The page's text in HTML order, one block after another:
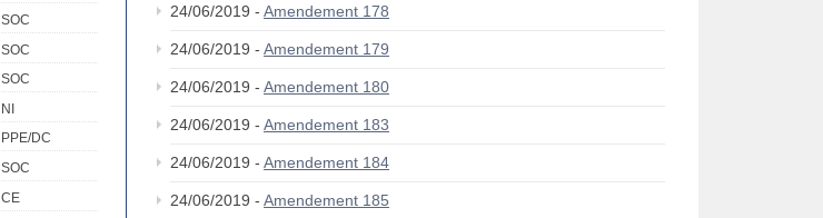
SOC
SOC
SOC
NI
PPE/DC
SOC
CE
24/06/2019 - Amendement 178
24/06/2019 - Amendement 179
24/06/2019 - Amendement 180
24/06/2019 - Amendement 183
24/06/2019 - Amendement 184
24/06/2019 - Amendement 185